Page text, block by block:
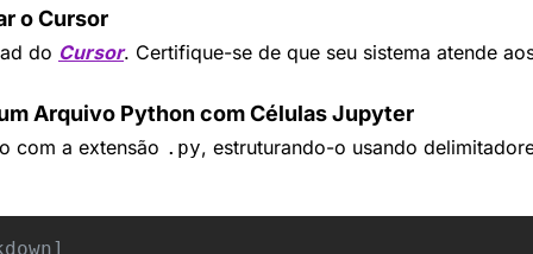
o Cursor
do Cursor. Certifique-se de que seu sistema atende
Arquivo Python com Células Jupyter
com a extensão .py, estruturando-o usando